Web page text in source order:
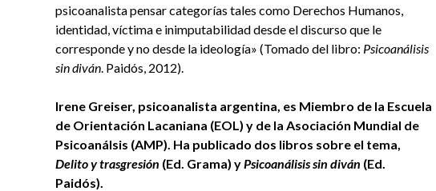
psicoanalista pensar categorías tales como Derechos Humanos,
identidad, víctima e inimputabilidad desde el discurso que le
corresponde y no desde la ideología» (Tomado del libro: Psicoanálisis
sin diván. Paidós, 2012).
Irene Greiser, psicoanalista argentina, es Miembro de la Escuela
de Orientación Lacaniana (EOL) y de la Asociación Mundial de
Psicoanálsis (AMP). Ha publicado dos libros sobre el tema,
Delito y trasgresión (Ed. Grama) yPsicoanálisis sin diván (Ed.
Paidós).